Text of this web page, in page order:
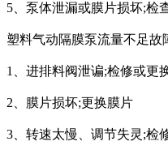
5、泵体泄漏或膜片损坏;检
塑料气动隔膜泵流量不足故
1、进排料阀泄谝;检修或更
2、膜片损坏;更换膜片
3、转速太慢、调节失灵;检